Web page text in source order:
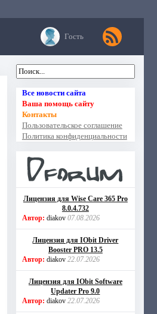
Гость
Все новости сайта
Ваша помощь сайту
Контакты
Пользовательское соглашение
Политика конфиденциальности
Лицензия для Wise Care 365 Pro
8.0.4.732
Автор: diakov 07.08.2026
Лицензия для IObit Driver
Booster PRO 13.5
Автор: diakov 22.07.2026
Лицензия для IObit Software
Updater Pro 9.0
Автор: diakov 22.07.2026